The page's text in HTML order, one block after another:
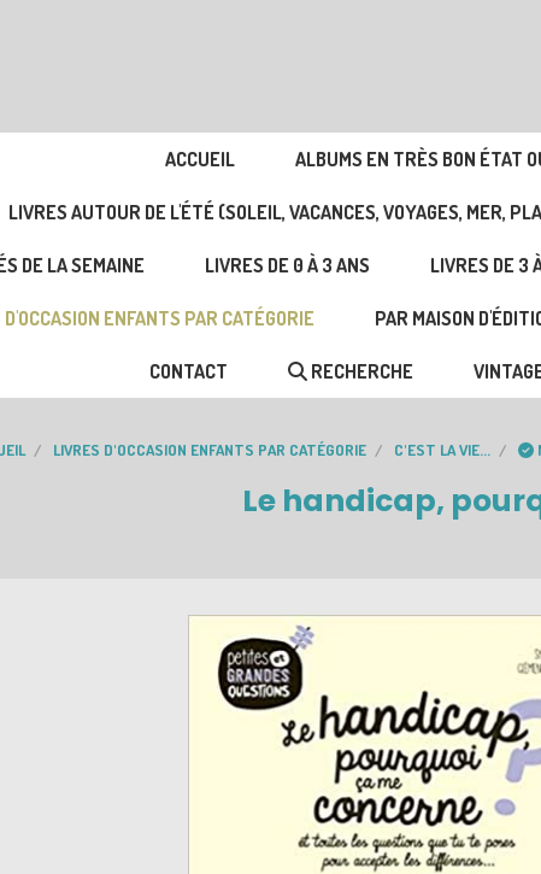
ACCUEIL ALBUMS EN TRÈS BON ÉTAT
LIVRES AUTOUR DE L'ÉTÉ (SOLEIL, VACANCES, VOYAGES, MER,
DE LA SEMAINE LIVRES DE 0 À 3 ANS LIVRES DE 3
ENFANTS PAR CATÉGORIE PAR MAISON
CONTACT RECHERCHE
LIVRES D'OCCASION ENFANTS PAR CATÉGORIE C'EST LA VIE...
Le handicap,